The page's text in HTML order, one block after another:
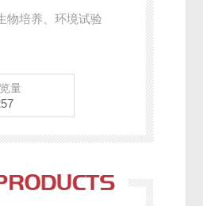
物培养、环境试验
量